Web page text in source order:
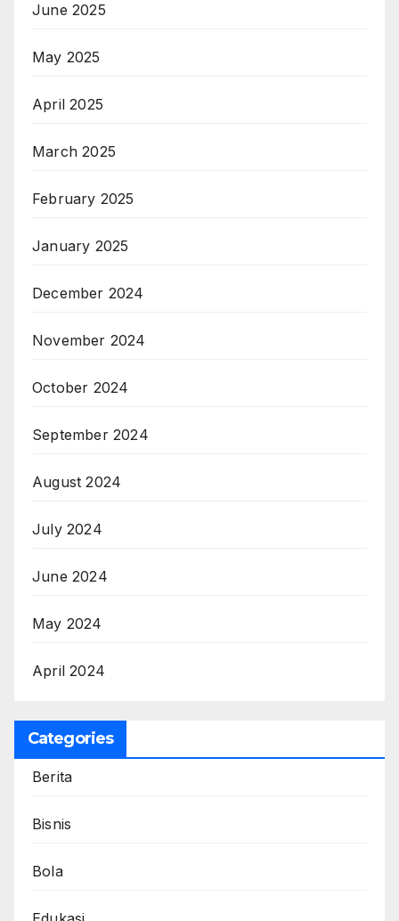
June 2025
May 2025
April 2025
March 2025
February 2025
January 2025
December 2024
November 2024
October 2024
September 2024
August 2024
July 2024
June 2024
May 2024
April 2024
Categories
Berita
Bisnis
Bola